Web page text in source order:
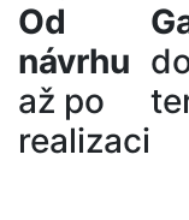
Od
návrhu
až po
realizaci